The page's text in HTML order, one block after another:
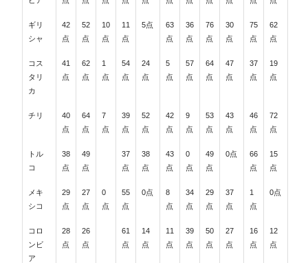
ギリ
シャ
42
点
52
点
10
点
11
点
5点
63
点
36
点
76
点
30
点
75
点
62
点
コス
タリ
カ
41
点
62
点
1
点
54
点
24
点
5
点
57
点
64
点
47
点
37
点
19
点
チリ
40
点
64
点
7
点
39
点
52
点
42
点
9
点
53
点
43
点
46
点
72
点
トル
コ
38
点
49
点
37
点
38
点
43
点
0
点
49
点
0点
66
点
15
点
メキ
シコ
29
点
27
点
0
点
55
点
0点
8
点
34
点
29
点
37
点
1
点
0点
コロ
ンビ
ア
28
点
26
点
61
点
14
点
11
点
39
点
50
点
27
点
16
点
12
点